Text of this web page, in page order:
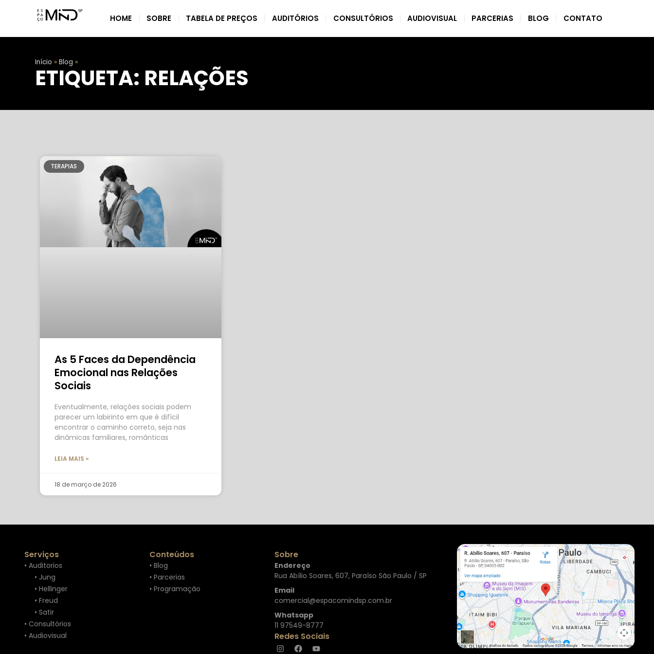
HOME SOBRE TABELA DE PREÇOS AUDITÓRIOS CONSULTÓRIOS AUDIOVISUAL PARCERIAS BLOG CONTATO
Início » Blog »
ETIQUETA: RELAÇÕES
TERAPIAS
As 5 Faces da Dependência
Emocional nas Relações
Sociais
Eventualmente, relações sociais podem
parecer um labirinto em que é difícil
encontrar o caminho correto, seja nas
dinâmicas familiares, românticas
LEIA MAIS »
18 de março de 2026
Serviços
• Auditorios
• Jung
• Hellinger
• Freud
• Satir
• Consultórios
• Audiovisual
Conteúdos
• Blog
• Parcerias
• Programação
Sobre
Endereço
Rua Abílio Soares, 607, Paraíso São Paulo / SP
Email
comercial@espacomindsp.com.br
Whatsapp
11 97549-8777
Redes Sociais